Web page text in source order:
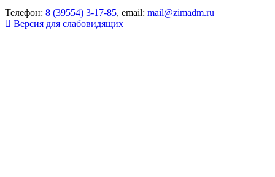
Телефон: 8 (39554) 3-17-85, email: mail@zimadm.ru
Версия для слабовидящих